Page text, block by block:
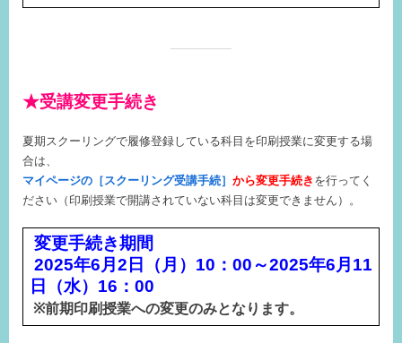
★受講変更手続き
夏期スクーリングで履修登録している科目を印刷授業に変更する場
合は、
マイページの ［スクーリング受講手続］ から変更手続き を行ってく
ださい（印刷授業で開講されていない科目は変更できません）。
変更手続き期間
2025年6月2日（月） 10 ： 00 ～2025年6月11
日（水） 16 ： 00
※前期印刷授業への変更のみとなります。